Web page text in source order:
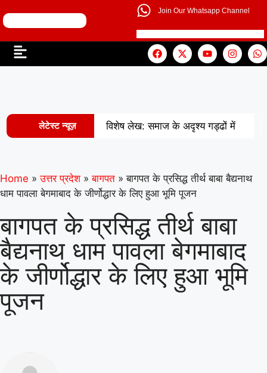
Join Our Whatsapp Channel
लेटेस्ट न्यूज़ विशेष लेख: समाज के अदृश्य गड्ढों में
मिसाल: अपना ‘राज्य युवा पुरस्कार’ युवा शक्ति
को समर्पित करेंगे अमन |
शिक्षाविद् डॉ. सत्यवीर सिंह को समग्र शिक्षा
(माध्यमिक) के जिला समन्वयक का प्रभार
| गिनीज वर्ल्ड रिकॉर्ड की खुशी से गूंजा
Home » उत्तर प्रदेश » बागपत » बागपत के प्रसिद्ध तीर्थ बाबा बैद्यनाथ
धाम पावला बेगमाबाद के जीर्णोद्धार के लिए हुआ भूमि पूजन
बागपत के प्रसिद्ध तीर्थ बाबा
बैद्यनाथ धाम पावला बेगमाबाद
के जीर्णोद्धार के लिए हुआ भूमि
पूजन